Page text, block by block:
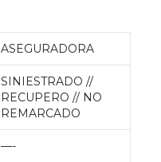
ASEGURADORA
SINIESTRADO //
RECUPERO // NO
REMARCADO
—-